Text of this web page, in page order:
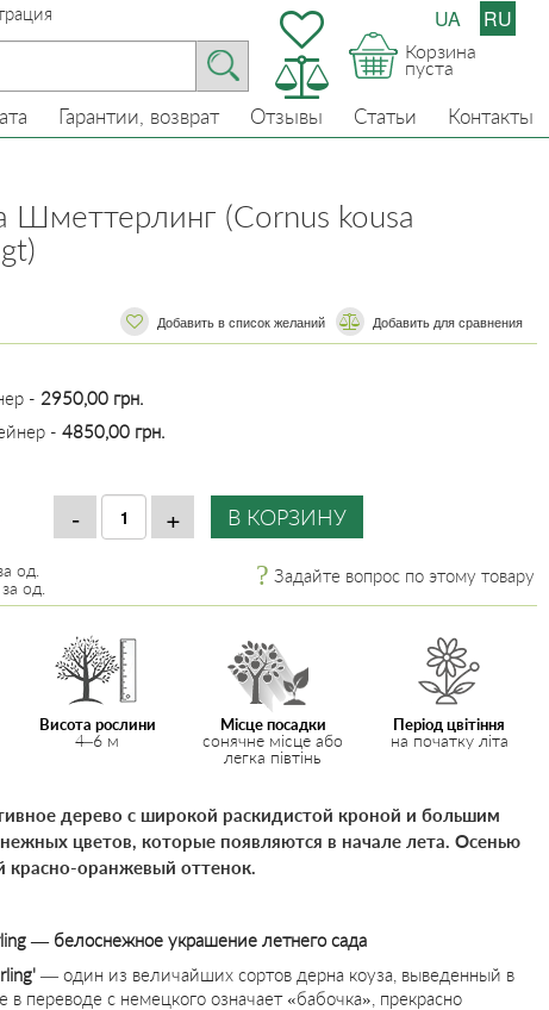
Корзина
пуста
UA RU
Гарантии, возврат Отзывы Статьи Контакты
Шметтерлинг (Cornus kousa
Добавить в список желаний ​​Добавить для сравнения
- 2950,00 грн.
- 4850,00 грн.
од.
од.
Задайте вопрос по этому товару
Висота рослини
4–6 м
Місце посадки
сонячне місце або
легка півтінь
Період цвітіння
на початку літа
дерево с широкой раскидистой кроной и большим
цветов, которые появляются в начале лета. Осенью
красно-оранжевый оттенок.
— белоснежное украшение летнего сада
— один из величайших сортов дерна коуза, выведенный в
в переводе с немецкого означает «бабочка», прекрасно